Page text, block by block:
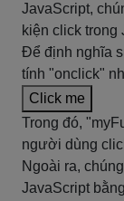
JavaScript,
kiện click trong
Để định nghĩa
tính "onclick"
Click me
Trong đó,
người dùng
Ngoài ra,
JavaScript